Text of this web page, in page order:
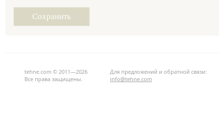
tehne.com © 2011—2026
Все права защищены.
Для предложений и обратной связи:
info@tehne.com